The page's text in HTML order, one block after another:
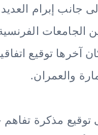
إبرام العديد من
الفرنسية
توقيع اتفاقية إنشاء
تفاهم جديدة